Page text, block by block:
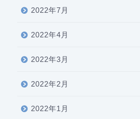
2022年7月
2022年4月
2022年3月
2022年2月
2022年1月